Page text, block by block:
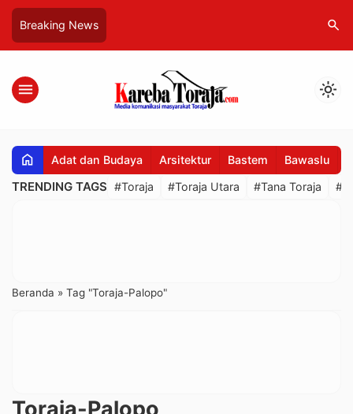
Breaking News search
menu light_mode
home Adat dan Budaya Arsitektur Bastem Bawaslu
TRENDING TAGS #Toraja #Toraja Utara #Tana Toraja
Beranda » Tag "Toraja-Palopo"